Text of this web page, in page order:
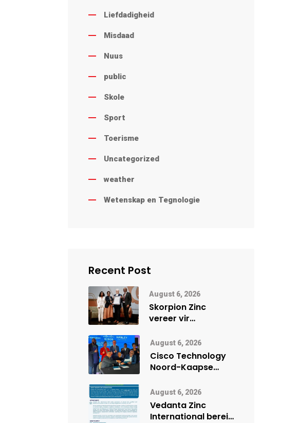
Liefdadigheid
Misdaad
Nuus
public
Skole
Sport
Toerisme
Uncategorized
weather
Wetenskap en Tegnologie
Recent Post
August 6, 2026
Skorpion Zinc
vereer vir
veiligheidsprestasie
by Namibië Mynbou
Ekspo
August 6, 2026
Cisco Technology
Noord-Kaapse
digitale toekoms
deur Cisco-
vennootskap
August 6, 2026
Vedanta Zinc
International berei